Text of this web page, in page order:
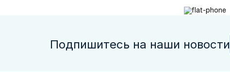
Подпишитесь на наши новости